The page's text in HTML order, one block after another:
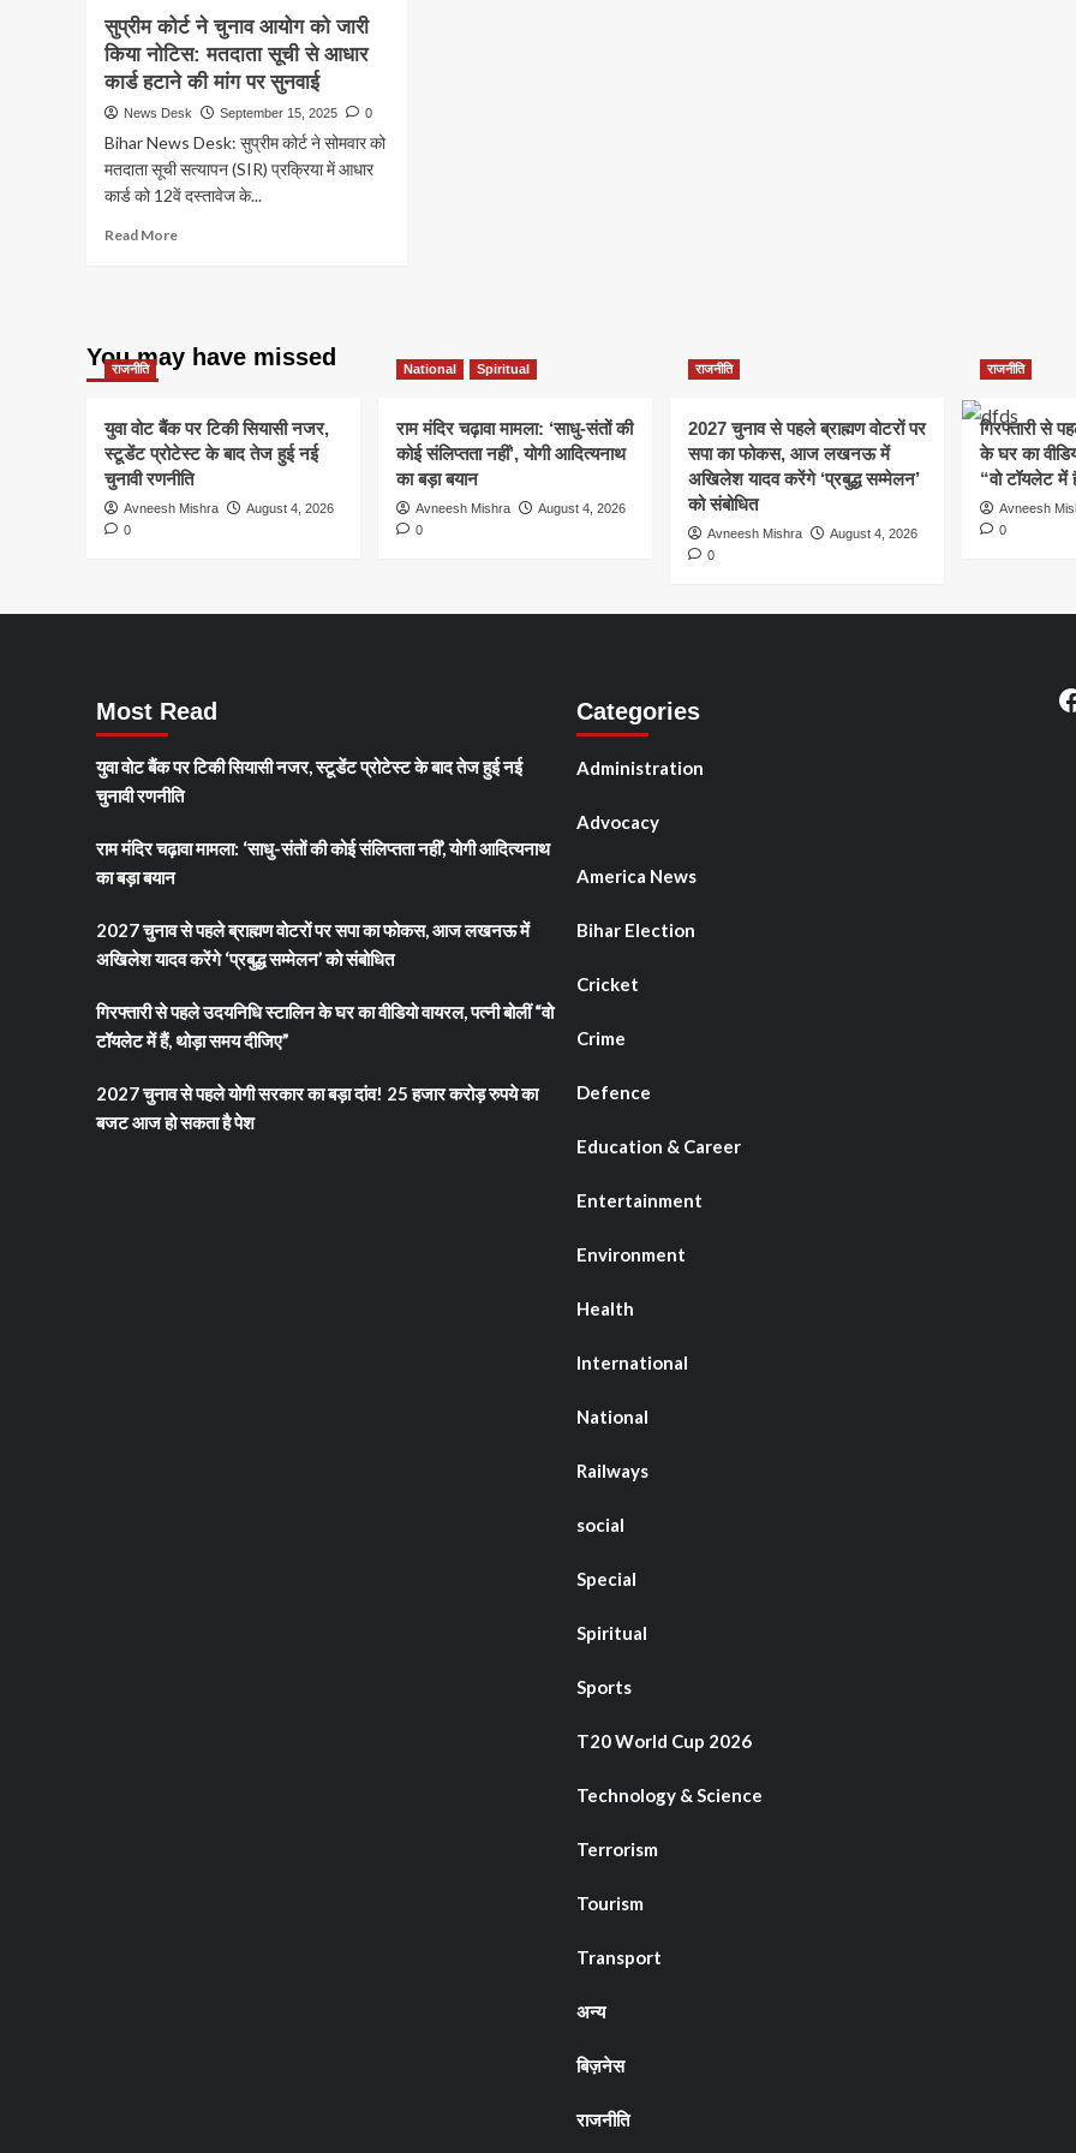
सुप्रीम कोर्ट ने चुनाव आयोग को जारी
किया नोटिस: मतदाता सूची से आधार
कार्ड हटाने की मांग पर सुनवाई
News Desk September 15, 2025 0
Bihar News Desk: सुप्रीम कोर्ट ने सोमवार को
मतदाता सूची सत्यापन (SIR) प्रक्रिया में आधार
कार्ड को 12वें दस्तावेज के...
Read MoreRead
चुनाव
जारी
किया
नोटिस:
मतदाता
हटाने
सुनवाई
You may have missed
राजनीति
युवा वोट बैंक पर टिकी सियासी नजर,
स्टूडेंट प्रोटेस्ट के बाद तेज हुई नई
चुनावी रणनीति
Avneesh Mishra
August 4, 2026
0
National Spiritual
राम मंदिर चढ़ावा मामला: ‘साधु-संतों की
कोई संलिप्तता नहीं’, योगी आदित्यनाथ
का बड़ा बयान
Avneesh Mishra
August 4, 2026
0
राजनीति
2027 चुनाव से पहले ब्राह्मण वोटरों पर
सपा का फोकस, आज लखनऊ में
अखिलेश यादव करेंगे ‘प्रबुद्ध सम्मेलन’
को संबोधित
Avneesh Mishra
August 4, 2026
0
राजनीति
गिरफ्तारी से
के घर का
“वो टॉयलेट में
Avneesh
0
Most Read
युवा वोट बैंक पर टिकी सियासी नजर, स्टूडेंट प्रोटेस्ट के बाद तेज हुई नई
चुनावी रणनीति
राम मंदिर चढ़ावा मामला: ‘साधु-संतों की कोई संलिप्तता नहीं’, योगी आदित्यनाथ
का बड़ा बयान
2027 चुनाव से पहले ब्राह्मण वोटरों पर सपा का फोकस, आज लखनऊ में
अखिलेश यादव करेंगे ‘प्रबुद्ध सम्मेलन’ को संबोधित
गिरफ्तारी से पहले उदयनिधि स्टालिन के घर का वीडियो वायरल, पत्नी बोलीं “वो
टॉयलेट में हैं, थोड़ा समय दीजिए”
2027 चुनाव से पहले योगी सरकार का बड़ा दांव! 25 हजार करोड़ रुपये का
बजट आज हो सकता है पेश
Categories
Administration
Advocacy
America News
Bihar Election
Cricket
Crime
Defence
Education & Career
Entertainment
Environment
Health
International
National
Railways
social
Special
Spiritual
Sports
T20 World Cup 2026
Technology & Science
Terrorism
Tourism
Transport
अन्य
बिज़नेस
राजनीति